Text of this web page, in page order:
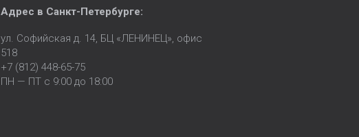
Адрес в Санкт-Петербурге:
ул. Софийская д. 14, БЦ «ЛЕНИНЕЦ», офис
518
+7 (812) 448-65-75
ПН — ПТ с 9:00 до 18:00